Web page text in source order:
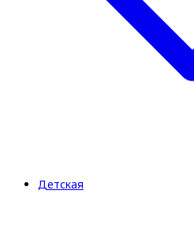
Детская